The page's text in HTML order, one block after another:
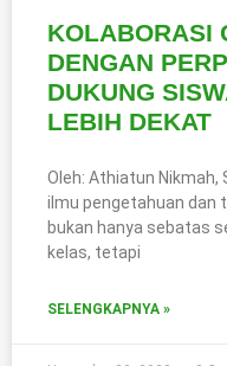
KOLABORASI
DENGAN
DUKUNG
LEBIH DEKAT
Oleh: Athiatun
ilmu pengetahuan dan
bukan hanya sebatas
kelas, tetapi
SELENGKAPNYA »